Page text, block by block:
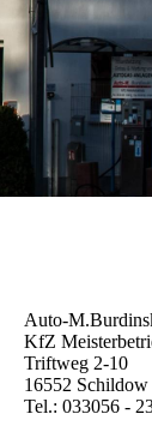
Auto-
KfZ
Triftweg 2-10
16552 Schildow
Tel.: 033056 -